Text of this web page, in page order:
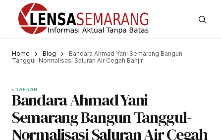
Home Blog
Bandara Ahmad Yani Semarang Bangun
Tanggul-Normalisasi Saluran Air Cegah Banjir
DAERAH
Bandara Ahmad Yani
Semarang Bangun Tanggul-
Normalisasi Saluran Air Cegah